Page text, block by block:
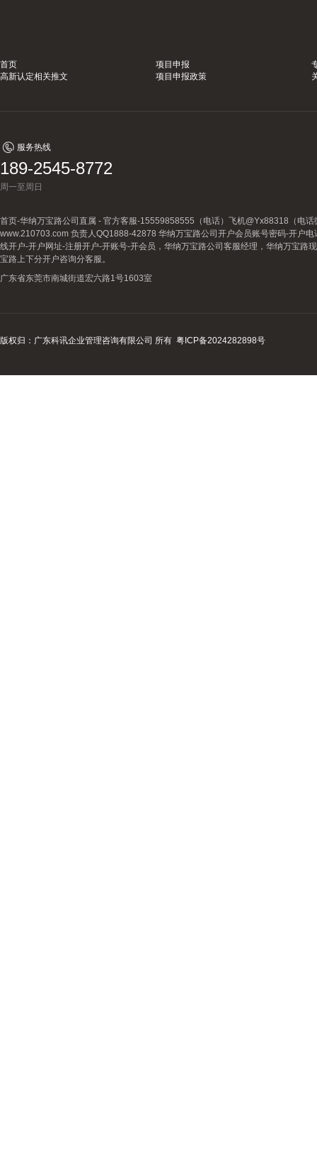
首页 项目申报
高新认定相关推文
项目申报政策
服务热线
189-2545-8772
周一至周日
首页-华纳万宝路公司直属 - 官方客服-15559858555（电话）飞机@Yx88318（电
www.210703.com 负责人QQ1888-42878 华纳万宝路公司开户会员账号密码-开户
线开户-开户网址-注册开户-开账号-开会员，华纳万宝路公司客服经理，华纳万宝路
宝路上下分开户咨询分客服。
广东省东莞市南城街道宏六路1号1603室
版权归：广东科讯企业管理咨询有限公司 所有 粤ICP备2024282898号